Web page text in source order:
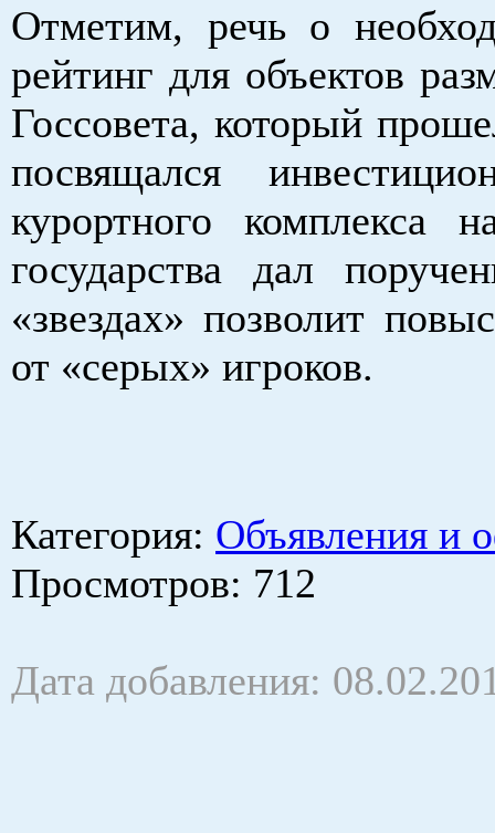
Отметим, речь о
рейтинг для объектов
Госсовета, который
посвящался
курортного комплекса
государства дал
«звездах» позволит
от «серых» игроков.
Категория: Объявления и
Просмотров: 712
Дата добавления: